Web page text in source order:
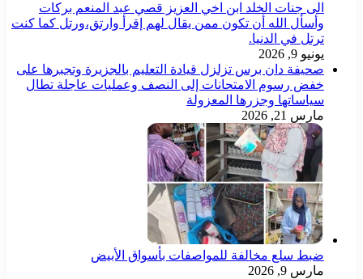
الى جنات الخلد ابن اخي العزيز قصي عبد المنعم بركات
وأسأل الله أن تكون ممن يقال لهم إقرأ وارتق،ورتل كما كنت
ترتل في الدنيا.
يونيو 9, 2026
صحيفة دان برس تزلزل قيادة التعليم بالجزيرة وتجبرها على
خفض رسوم الامتحانات إلى النصف وعمليات عاجلة تطال
سياساتها وجزرها المعزولة
مارس 21, 2026
ضبط سلع مخالفة للمواصفات بأسواق الأبيض
مارس 9, 2026